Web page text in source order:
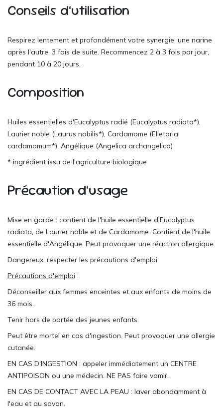
Conseils d’utilisation
Respirez lentement et profondément votre synergie, une narine
après l'autre, 3 fois de suite. Recommencez 2 à 3 fois par jour,
pendant 10 à 20 jours.
Composition
Huiles essentielles d'Eucalyptus radié (Eucalyptus radiata*),
Laurier noble (Laurus nobilis*), Cardamome (Elletaria
cardamomum*), Angélique (Angelica archangelica)
* ingrédient issu de l'agriculture biologique
Précaution d’usage
Mise en garde : contient de l'huile essentielle d'Eucalyptus
radiata, de Laurier noble et de Cardamome. Contient de l'huile
essentielle d'Angélique. Peut provoquer une réaction allergique.
Dangereux, respecter les précautions d'emploi
Précautions d'emploi :
Déconseiller aux femmes enceintes et aux enfants de moins de
36 mois.
Tenir hors de portée des jeunes enfants.
Peut être mortel en cas d'ingestion. Peut provoquer une allergie
cutanée.
EN CAS D'INGESTION : appeler immédiatement un CENTRE
ANTIPOISON ou une médecin. NE PAS faire vomir.
EN CAS DE CONTACT AVEC LA PEAU : laver abondamment à
l'eau et au savon.